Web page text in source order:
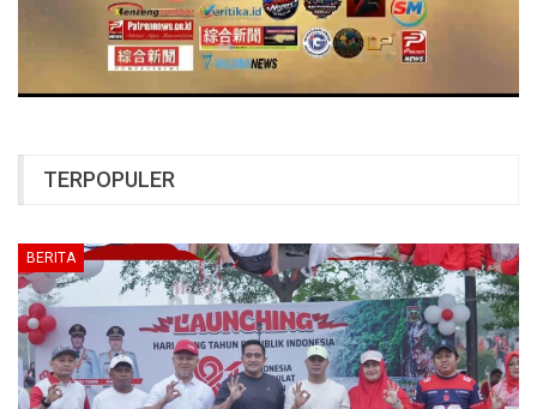
TERPOPULER
BERITA